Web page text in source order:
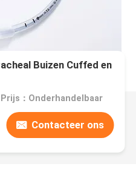
Buizen Cuffed en
Prijs：Onderhandelbaar
Contacteer ons